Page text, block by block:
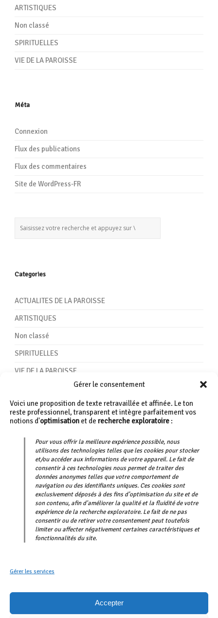
Gérer le consentement
Voici une proposition de texte retravaillée et affinée. Le ton
reste professionnel, transparent et intègre parfaitement vos
notions d'optimisation et de recherche exploratoire :
Pour vous offrir la meilleure expérience possible, nous
utilisons des technologies telles que les cookies pour stocker
et/ou accéder aux informations de votre appareil. Le fait de
consentir à ces technologies nous permet de traiter des
données anonymes telles que votre comportement de
navigation ou des identifiants uniques. Ces cookies sont
exclusivement déposés à des fins d’optimisation du site et de
son contenu, afin d'améliorer la qualité et la fluidité de votre
expérience de la recherche exploratoire. Le fait de ne pas
consentir ou de retirer votre consentement peut toutefois
limiter ou affecter négativement certaines caractéristiques et
fonctionnalités du site.
Gérer les services
Accepter
ARTISTIQUES
Non classé
SPIRITUELLES
VIE DE LA PAROISSE
Méta
Connexion
Flux des publications
Flux des commentaires
Site de WordPress-FR
Categories
ACTUALITES DE LA PAROISSE
ARTISTIQUES
Non classé
SPIRITUELLES
VIE DE LA PAROISSE
Journal du doyenné
Feuilles paroissiales
Mentions légales
Vie paroissiale